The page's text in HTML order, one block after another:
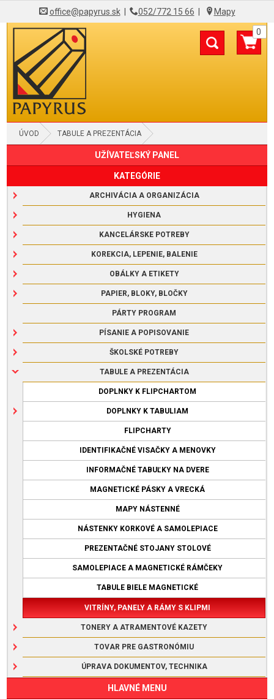
office@papyrus.sk| 052/772 15 66 Mapy
0
ÚVOD TABULE A PREZENTÁCIA
VITRÍNY, PANELY A RÁMY S KLIPMIUŽÍVATEĽSKÝ PANEL
KATEGÓRIE
ARCHIVÁCIA A ORGANIZÁCIA
HYGIENA
KANCELÁRSKE POTREBY
KOREKCIA, LEPENIE, BALENIE
OBÁLKY A ETIKETY
PAPIER, BLOKY, BLOČKY
PÁRTY PROGRAM
PÍSANIE A POPISOVANIE
ŠKOLSKÉ POTREBY
TABULE A PREZENTÁCIA
DOPLNKY K FLIPCHARTOM
DOPLNKY K TABULIAM
FLIPCHARTY
IDENTIFIKAČNÉ VISAČKY A MENOVKY
INFORMAČNÉ TABUĽKY NA DVERE
MAGNETICKÉ PÁSKY A VRECKÁ
MAPY NÁSTENNÉ
NÁSTENKY KORKOVÉ A SAMOLEPIACE
PREZENTAČNÉ STOJANY STOLOVÉ
SAMOLEPIACE A MAGNETICKÉ RÁMČEKY
TABULE BIELE MAGNETICKÉ
VITRÍNY, PANELY A RÁMY S KLIPMI
TONERY A ATRAMENTOVÉ KAZETY
TOVAR PRE GASTRONÓMIU
ÚPRAVA DOKUMENTOV, TECHNIKA
HLAVNÉ MENU